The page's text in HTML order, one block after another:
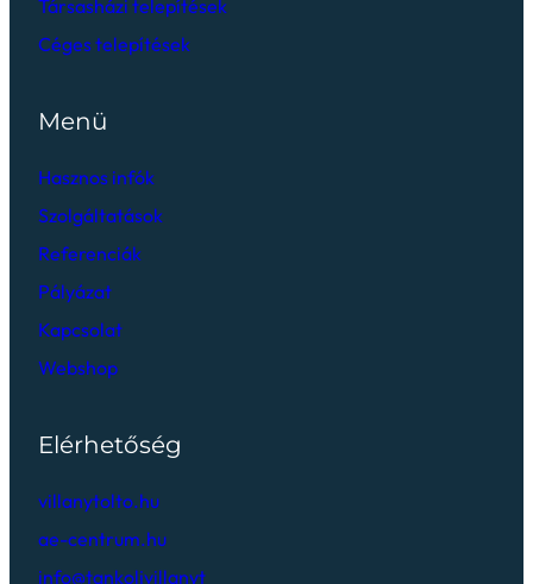
Társasházi telepítések
Céges telepítések
Menü
Hasznos infók
Szolgáltatások
Referenciák
Pályázat
Kapcsolat
Webshop
Elérhetőség
villanytolto.hu
ae-centrum.hu
info@tankoljvillanyt